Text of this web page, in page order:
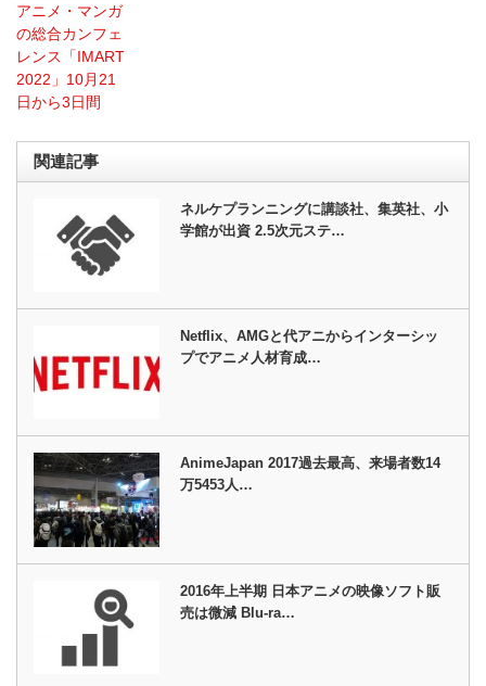
アニメ・マンガ
の総合カンフェ
レンス「IMART
2022」10月21
日から3日間
関連記事
ネルケプランニングに講談社、集英社、小
学館が出資 2.5次元ステ…
Netflix、AMGと代アニからインターシッ
プでアニメ人材育成…
AnimeJapan 2017過去最高、来場者数14
万5453人…
2016年上半期 日本アニメの映像ソフト販
売は微減 Blu-ra…